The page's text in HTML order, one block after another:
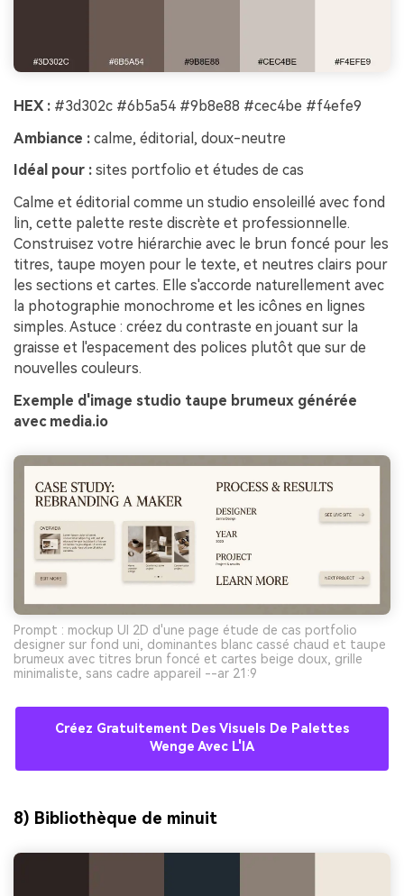
HEX : #3d302c #6b5a54 #9b8e88 #cec4be #f4efe9
Ambiance : calme, éditorial, doux-neutre
Idéal pour : sites portfolio et études de cas
Calme et éditorial comme un studio ensoleillé avec fond
lin, cette palette reste discrète et professionnelle.
Construisez votre hiérarchie avec le brun foncé pour les
titres, taupe moyen pour le texte, et neutres clairs pour
les sections et cartes. Elle s'accorde naturellement avec
la photographie monochrome et les icônes en lignes
simples. Astuce : créez du contraste en jouant sur la
graisse et l'espacement des polices plutôt que sur de
nouvelles couleurs.
Exemple d'image studio taupe brumeux générée
avec media.io
Prompt : mockup UI 2D d'une page étude de cas portfolio
designer sur fond uni, dominantes blanc cassé chaud et taupe
brumeux avec titres brun foncé et cartes beige doux, grille
minimaliste, sans cadre appareil --ar 21:9
Créez Gratuitement Des Visuels De Palettes
Wenge Avec L'IA
8) Bibliothèque de minuit